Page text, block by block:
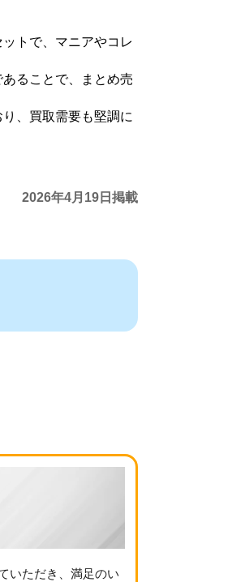
トで、マニアやコレ
ることで、まとめ売
、買取需要も堅調に
2026年4月19日掲載
いただき、満足のい